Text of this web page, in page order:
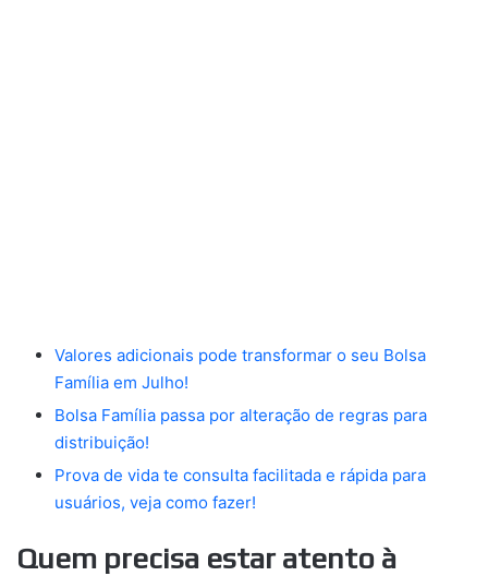
Valores adicionais pode transformar o seu Bolsa
Família em Julho!
Bolsa Família passa por alteração de regras para
distribuição!
Prova de vida te consulta facilitada e rápida para
usuários, veja como fazer!
Quem precisa estar atento à